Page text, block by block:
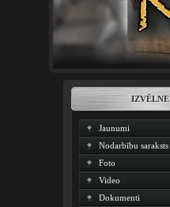
IZVĒLNE
Jaunumi
Nodarbību saraksts
Foto
Video
Dokumenti